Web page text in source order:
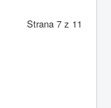
Strana 7 z 11